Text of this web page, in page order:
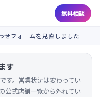
無料相談
せフォームを見直しました
す
す。営業状況は変わってい
公式店舗一覧から外れてい